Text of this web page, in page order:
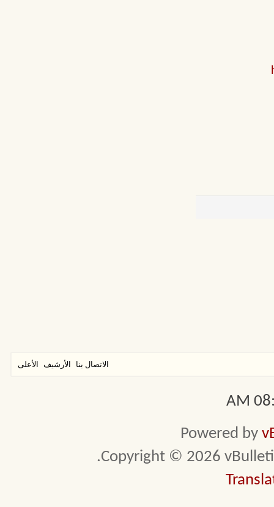
الاتصال بنا الأرشيف الأعلى
Powered by
Copyright © 2026